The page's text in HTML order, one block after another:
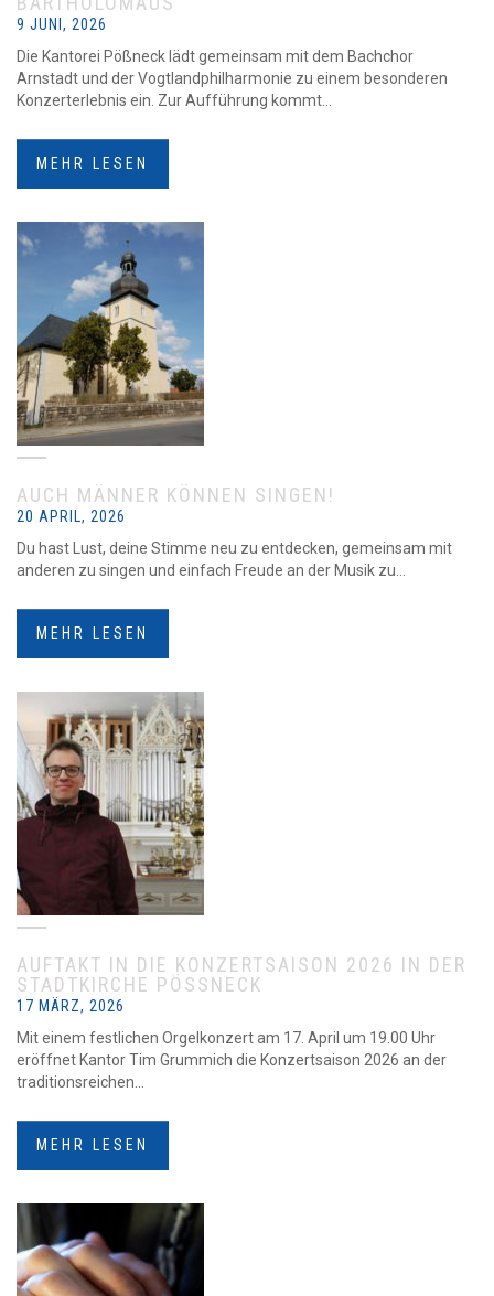
9 JUNI, 2026
Die Kantorei Pößneck lädt gemeinsam mit dem Bachchor
Arnstadt und der Vogtlandphilharmonie zu einem besonderen
Konzerterlebnis ein. Zur Aufführung kommt...
MEHR LESEN
AUCH MÄNNER KÖNNEN SINGEN!
20 APRIL, 2026
Du hast Lust, deine Stimme neu zu entdecken, gemeinsam mit
anderen zu singen und einfach Freude an der Musik zu...
MEHR LESEN
AUFTAKT IN DIE KONZERTSAISON 2026 IN DER
STADTKIRCHE PÖSSNECK
17 MÄRZ, 2026
Mit einem festlichen Orgelkonzert am 17. April um 19.00 Uhr
eröffnet Kantor Tim Grummich die Konzertsaison 2026 an der
traditionsreichen...
MEHR LESEN